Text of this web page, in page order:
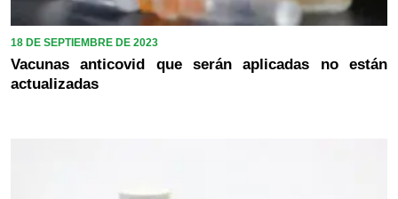
18 DE SEPTIEMBRE DE 2023
Vacunas anticovid que serán aplicadas no están
actualizadas